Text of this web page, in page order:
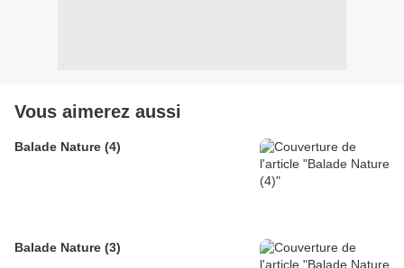
Vous aimerez aussi
Balade Nature (4)
Balade Nature (3)